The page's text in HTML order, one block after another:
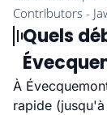
Quels
À
rapide